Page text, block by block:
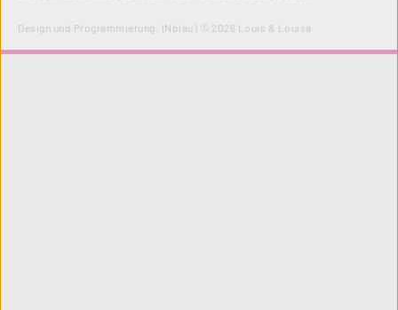
Design und Programmierung: INblau | © 2026 Louis & Louisa